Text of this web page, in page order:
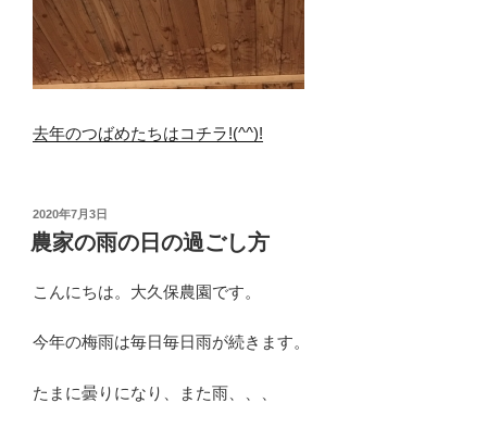
去年のつばめたちはコチラ!(^^)!
投
稿
日:
2020年7月3日
農家の雨の日の過ごし方
こんにちは。大久保農園です。
今年の梅雨は毎日毎日雨が続きます。
たまに曇りになり、また雨、、、